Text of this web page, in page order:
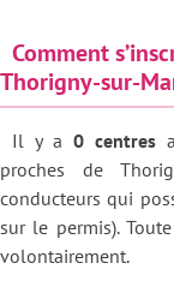
Comment
Thorigny-sur-
Il y a 0 centres
proches de Thorigny-sur-
conducteurs qui
sur le permis).
volontairement.